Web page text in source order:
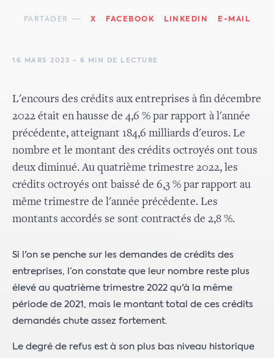
PARTAGER X FACEBOOK LINKEDIN E-MAIL
16 MARS 2023 - 6 MIN DE LECTURE
L'encours des crédits aux entreprises à fin décembre
2022 était en hausse de 4,6 % par rapport à l'année
précédente, atteignant 184,6 milliards d'euros. Le
nombre et le montant des crédits octroyés ont tous
deux diminué. Au quatrième trimestre 2022, les
crédits octroyés ont baissé de 6,3 % par rapport au
même trimestre de l'année précédente. Les
montants accordés se sont contractés de 2,8 %.
Si l'on se penche sur les demandes de crédits des
entreprises, l’on constate que leur nombre reste plus
élevé au quatrième trimestre 2022 qu'à la même
période de 2021, mais le montant total de ces crédits
demandés chute assez fortement.
Le degré de refus est à son plus bas niveau historique